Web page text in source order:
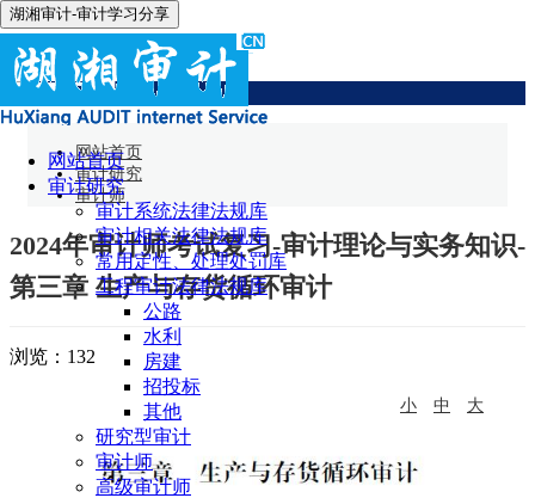
湖湘审计-审计学习分享
网站首页
审计研究
审计系统法律法规库
审计相关法律法规库
常用定性、处理处罚库
工程审计法律法规库
公路
水利
房建
招投标
其他
研究型审计
审计师
高级审计师
审计师
网站首页
审计研究
审计师
2024年审计师考试复习-审计理论与实务知识-
第三章 生产与存货循环审计
浏览： 132
小 中 大